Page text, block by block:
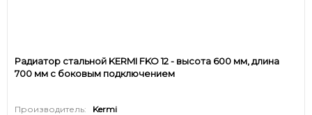
Радиатор стальной KERMI FKO 12 - высота 600 мм, длина
700 мм с боковым подключением
Производитель:
Kermi